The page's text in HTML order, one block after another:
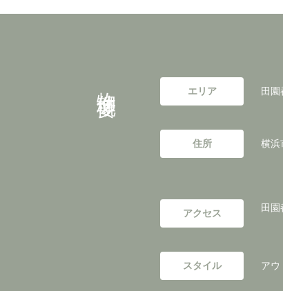
エリア 田園
住所 横浜
アクセス 田園
スタイル アウ